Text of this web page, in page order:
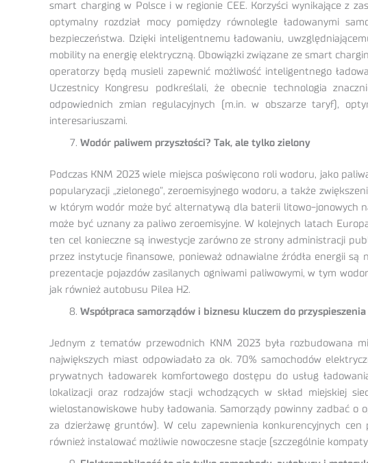
smart charging w Polsce i w regionie CEE. Korzyści wynikające z
optymalny rozdział mocy pomiędzy równolegle ładowanymi
bezpieczeństwa. Dzięki inteligentnemu ładowaniu,
mobility na energię elektryczną. Obowiązki związane ze smart
operatorzy będą musieli zapewnić możliwość inteligentnego
Uczestnicy Kongresu podkreślali, że obecnie technologia
odpowiednich zmian regulacyjnych (m.in. w obszarze taryf),
interesariuszami.
Wodór paliwem przyszłości? Tak, ale tylko zielony
Podczas KNM 2023 wiele miejsca poświęcono roli wodoru, jako
popularyzacji „zielonego”, zeroemisyjnego wodoru, a także
w którym wodór może być alternatywą dla baterii litowo-jonowych
może być uznany za paliwo zeroemisyjne. W kolejnych latach
ten cel konieczne są inwestycje zarówno ze strony administracji
przez instytucje finansowe, ponieważ odnawialne źródła energii
prezentacje pojazdów zasilanych ogniwami paliwowymi, w tym
jak również autobusu Pilea H2.
Współpraca samorządów i biznesu kluczem do
Jednym z tematów przewodnich KNM 2023 była rozbudowana
największych miast odpowiadało za ok. 70% samochodów
prywatnych ładowarek komfortowego dostępu do usług
lokalizacji oraz rodzajów stacji wchodzących w skład miejskiej
wielostanowiskowe huby ładowania. Samorządy powinny zadbać
za dzierżawę gruntów). W celu zapewnienia konkurencyjnych
również instalować możliwie nowoczesne stacje (szczególnie